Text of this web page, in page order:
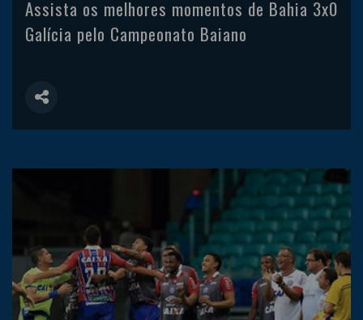
Assista os melhores momentos de Bahia 3x0
Galícia pelo Campeonato Baiano